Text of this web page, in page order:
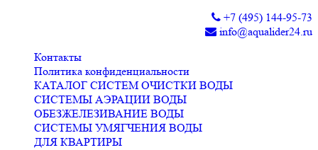
+7 (495) 144-95-73
info@aqualider24.ru
Контакты
Политика конфиденциальности
КАТАЛОГ СИСТЕМ ОЧИСТКИ ВОДЫ
СИСТЕМЫ АЭРАЦИИ ВОДЫ
ОБЕЗЖЕЛЕЗИВАНИЕ ВОДЫ
СИСТЕМЫ УМЯГЧЕНИЯ ВОДЫ
ДЛЯ КВАРТИРЫ